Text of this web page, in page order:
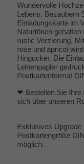
Wundervolle
Lebens. Bezaubern
Einladungskarte im
Naturtönen
rustic Verzierung.
rose und apricot
Hingucker. Die
Leinenpapier
Postkartenformat
❤ Bestellen Sie Ihre
sich über unseren
Exklusives Upgrade
Postkartengröße
möglich.